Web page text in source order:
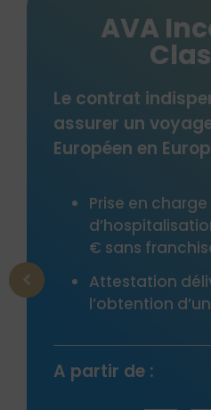
Incoming
indispensable pour
voyageur non
en Europe
charge des frais
jusqu’à 30.000
délivrée en 24h pour
d’un visa